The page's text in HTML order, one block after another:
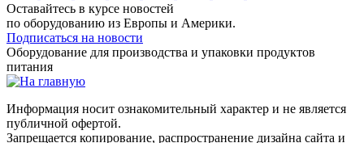
Оставайтесь в курсе новостей
по оборудованию из Европы и Америки.
Подписаться на новости
Оборудование для производства и упаковки продуктов
питания
Информация носит ознакомительный характер и не является
публичной офертой.
Запрещается копирование, распространение дизайна сайта и